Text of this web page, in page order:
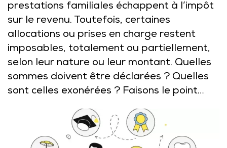
prestations familiales échappent à l’impôt
sur le revenu. Toutefois, certaines
allocations ou prises en charge restent
imposables, totalement ou partiellement,
selon leur nature ou leur montant. Quelles
sommes doivent être déclarées ? Quelles
sont celles exonérées ? Faisons le point…